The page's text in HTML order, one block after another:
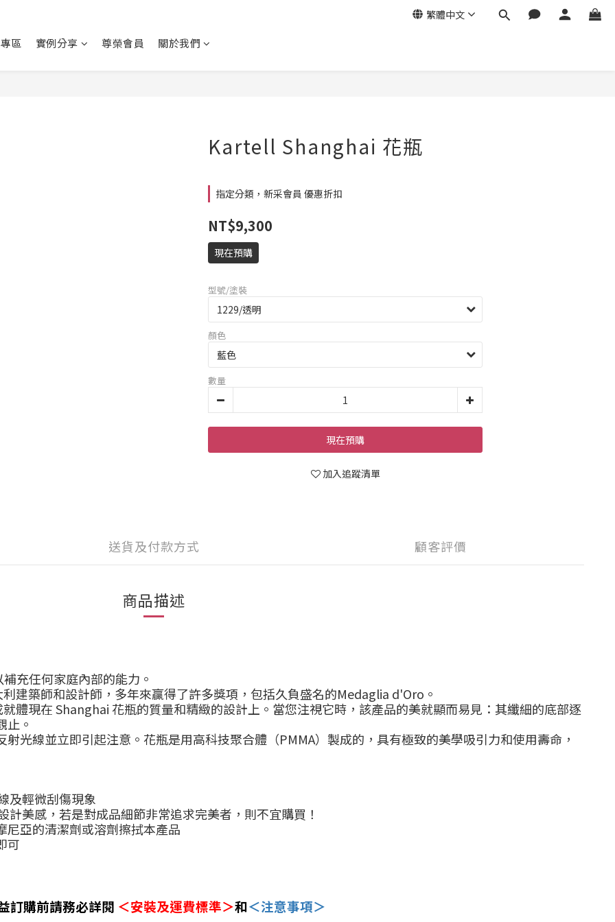
繁體中文
區 實例分享 尊榮會員 關於我們
Kartell Shanghai 花瓶
指定分類，新采會員 優惠折扣
NT$9,300
現在預購
型號/塗裝
顏色
數量
現在預購
加入追蹤清單
送貨及付款方式 顧客評價
商品描述
充任何家庭內部的能力。
建築師和設計師，多年來贏得了許多獎項，包括久負盛名的Medaglia d'Oro 。
體現在 Shanghai 花瓶的質量和精緻的設計上。當您注視它時，該產品的美就顯而易見：其纖細的底部逐
止。
光線並立即引起注意。花瓶是用高科技聚合體（PMMA）製成的，具有極致的美學吸引力和使用壽命，
及輕微刮傷現象
計美感， 若是對成品細節非常追求完美者，則不宜購買！
亞的清潔劑或溶劑擦拭本產品
可
訂購前請務必詳閱 ＜安裝及運費標準＞和＜注意事項＞